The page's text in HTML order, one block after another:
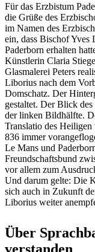
Für das Erzbistum
die Grüße des
im Namen des
ein, dass Bischof
Paderborn erhalten
Künstlerin Claria
Glasmalerei Peters
Liborius nach dem
Domschatz. Der
gestaltet. Der Blick
der linken Bildhälfte.
Translatio des Heiligen
836 immer
Le Mans und
Freundschaftsbund
vor allem zum
Und darum gelte: Die
sich auch in Zukunft
Liborius weiter
Über